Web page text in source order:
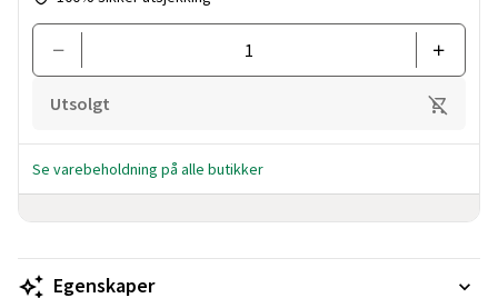
Utsolgt
Se varebeholdning på alle butikker
Egenskaper